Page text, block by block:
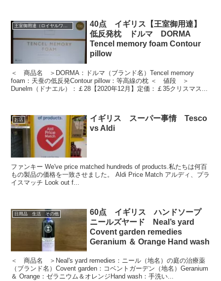
40点 イギリス【王室御用達】
低反発枕 ドルマ DORMA
Tencel memory foam Contour
pillow
＜ 商品名 ＞DORMA：ドルマ（ブランド名）Tencel memory
foam：天蚕の低反発Contour pillow：等高線の枕 ＜ 値段 ＞
Dunelm（ドナエル）：￡28【2020年12月】定価：￡35クリスマス...
お店
イギリス スーパー事情 Tesco
vs Aldi
ファンキー We've price matched hundreds of products.私たちは何百
もの製品の価格を一致させました。 Aldi Price Match アルディ、プラ
イスマッチ Look out f...
日用品 生活 その他
60点 イギリス ハンドソープ
ニールズヤード Neal’s yard
Covent garden remedies
Geranium ＆ Orange Hand wash
＜ 商品名 ＞Neal's yard remedies：ニール（地名）の庭の治療薬
（ブランド名）Covent garden：コベントガーデン（地名）Geranium
＆ Orange：ゼラニウム＆オレンジHand wash：手洗い...